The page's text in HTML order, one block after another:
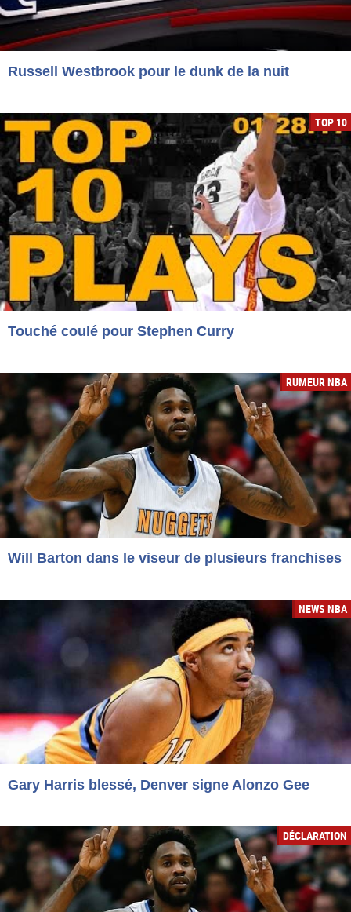
Russell Westbrook pour le dunk de la nuit
TOP 10
Touché coulé pour Stephen Curry
RUMEUR NBA
Will Barton dans le viseur de plusieurs franchises
NEWS NBA
Gary Harris blessé, Denver signe Alonzo Gee
DÉCLARATION